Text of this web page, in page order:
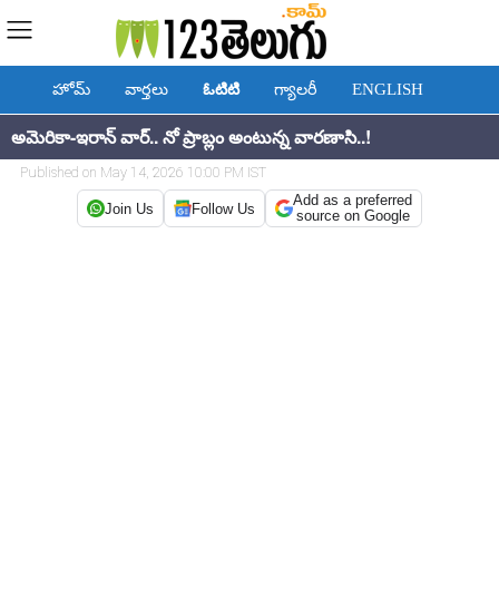
హోమ్ వార్తలు ఓటిటి గ్యాలరీ ENGLISH
అమెరికా-ఇరాన్ వార్.. నో ప్రాబ్లం అంటున్న వారణాసి..!
Published on May 14, 2026 10:00 PM IST
Join Us Follow Us
Add as a preferred
source on Google